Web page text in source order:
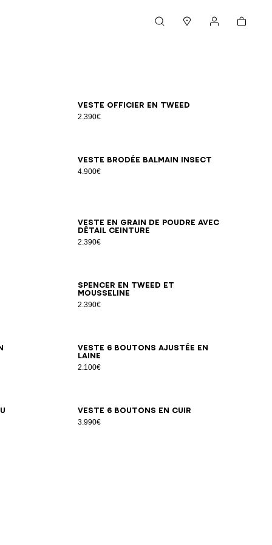
Panier
Veste officier en tweed
2.390€
3436384042
Veste brodée Balmain Insect
4.900€
34363840 42
Veste en grain de poudre avec
détail ceinture
2.390€
3436 38404244 46
Spencer en tweed et
mousseline
2.390€
3436 3840
Veste 6 boutons ajustée en
laine
2.100€
343638404244 46
Veste 6 boutons en cuir
3.990€
343638 4042